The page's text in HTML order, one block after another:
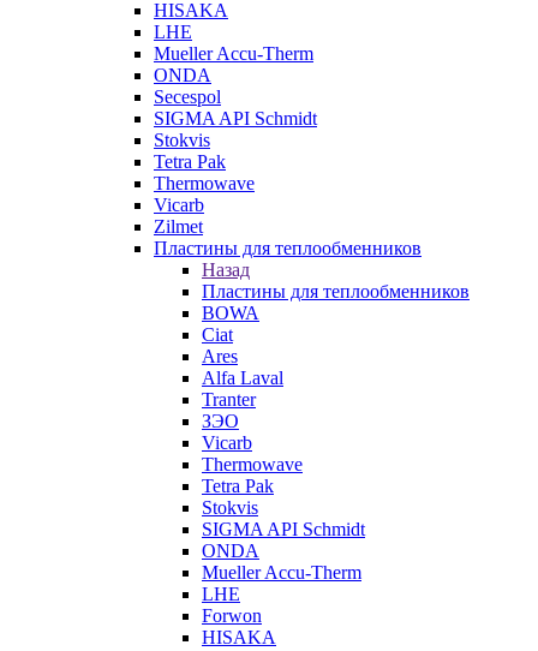
HISAKA
LHE
Mueller Accu-Therm
ONDA
Secespol
SIGMA API Schmidt
Stokvis
Tetra Pak
Thermowave
Vicarb
Zilmet
Пластины для теплообменников
Назад
Пластины для теплообменников
BOWA
Ciat
Ares
Alfa Laval
Tranter
ЗЭО
Vicarb
Thermowave
Tetra Pak
Stokvis
SIGMA API Schmidt
ONDA
Mueller Accu-Therm
LHE
Forwon
HISAKA